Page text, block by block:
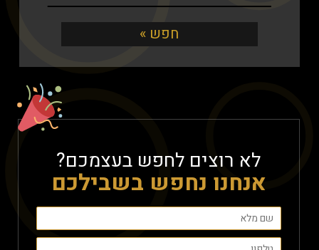
לא רוצים לחפש בעצמכם?
אנחנו נחפש בשבילכם